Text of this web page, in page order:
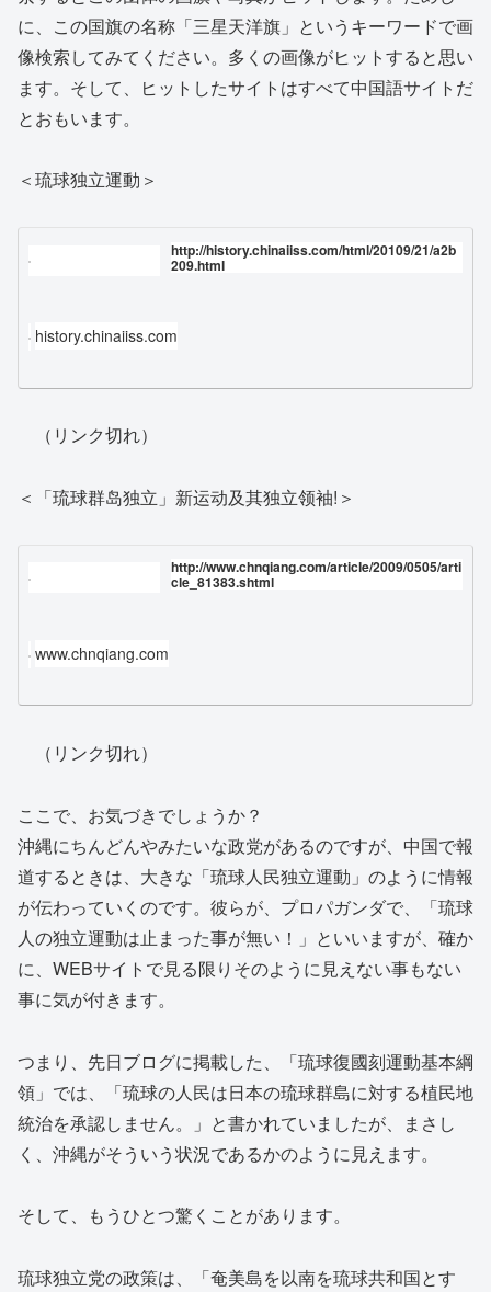
に、この国旗の名称「三星天洋旗」というキーワードで画
像検索してみてください。多くの画像がヒットすると思い
ます。そして、ヒットしたサイトはすべて中国語サイトだ
とおもいます。
＜琉球独立運動＞
http://history.chinaiiss.com/html/20109/21/a2b
209.html
history.chinaiiss.com
（リンク切れ）
＜「琉球群岛独立」新运动及其独立领袖!＞
http://www.chnqiang.com/article/2009/0505/arti
cle_81383.shtml
www.chnqiang.com
（リンク切れ）
ここで、お気づきでしょうか？
沖縄にちんどんやみたいな政党があるのですが、中国で報
道するときは、大きな「琉球人民独立運動」のように情報
が伝わっていくのです。彼らが、プロパガンダで、「琉球
人の独立運動は止まった事が無い！」といいますが、確か
に、WEBサイトで見る限りそのように見えない事もない
事に気が付きます。
つまり、先日ブログに掲載した、「琉球復國刻運動基本綱
領」では、「琉球の人民は日本の琉球群島に対する植民地
統治を承認しません。」と書かれていましたが、まさし
く、沖縄がそういう状況であるかのように見えます。
そして、もうひとつ驚くことがあります。
琉球独立党の政策は、「奄美島を以南を琉球共和国とす